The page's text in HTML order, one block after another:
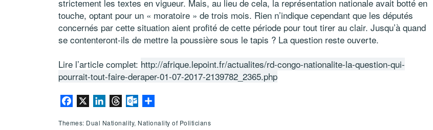
strictement les textes en vigueur. Mais, au lieu de cela, la représentation nationale avait botté en
touche, optant pour un « moratoire » de trois mois. Rien n’indique cependant que les députés
concernés par cette situation aient profité de cette période pour tout tirer au clair. Jusqu’à quand
se contenteront-ils de mettre la poussière sous le tapis ? La question reste ouverte.
Lire l’article complet: http://afrique.lepoint.fr/actualites/rd-congo-nationalite-la-question-qui-
pourrait-tout-faire-deraper-01-07-2017-2139782_2365.php
Facebook LinkedInThreadsOutlook.com
Themes: Dual Nationality, Nationality of Politicians